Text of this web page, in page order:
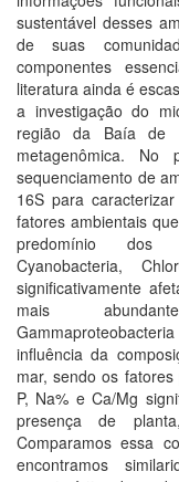
sustentável desses
de suas
componentes
literatura ainda é
a investigação do
região da Baía de
metagenômica. No
sequenciamento de
16S para
fatores ambientais
predomínio dos
Cyanobacteria,
significativamente
mais
influência da
mar, sendo os
P, Na% e Ca/Mg
presença de
Comparamos essa
encontramos